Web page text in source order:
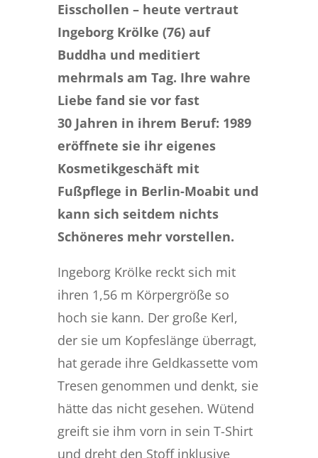
Eisschollen – heute vertraut
Ingeborg Krölke (76) auf
Buddha und meditiert
mehrmals am Tag. Ihre wahre
Liebe fand sie vor fast
30 Jahren in ihrem Beruf: 1989
eröffnete sie ihr eigenes
Kosmetikgeschäft mit
Fußpflege in Berlin-Moabit und
kann sich seitdem nichts
Schöneres mehr vorstellen.
Ingeborg Krölke reckt sich mit
ihren 1,56 m Körpergröße so
hoch sie kann. Der große Kerl,
der sie um Kopfeslänge überragt,
hat gerade ihre Geldkassette vom
Tresen genommen und denkt, sie
hätte das nicht gesehen. Wütend
greift sie ihm vorn in sein T-Shirt
und dreht den Stoff inklusive